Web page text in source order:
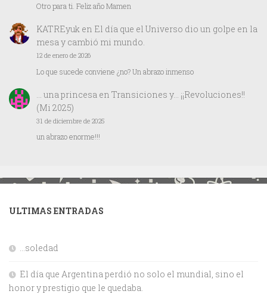
Otro para ti. Feliz año Mamen
KATREyuken El día que el Universo dio un golpe en la
mesa y cambió mi mundo.
12 de enero de 2026
Lo que sucede conviene ¿no? Un abrazo inmenso
… una princesaen Transiciones y… ¡¡Revoluciones!!
(Mi 2025)
31 de diciembre de 2025
un abrazo enorme!!!
ULTIMAS ENTRADAS
…soledad
El día que Argentina perdió no solo el mundial, sino el
honor y prestigio que le quedaba.